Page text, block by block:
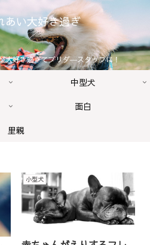
あい大好き過ぎ
大好き過ぎてブリダ―スタッフに！
中型犬
面白
里親
小型犬